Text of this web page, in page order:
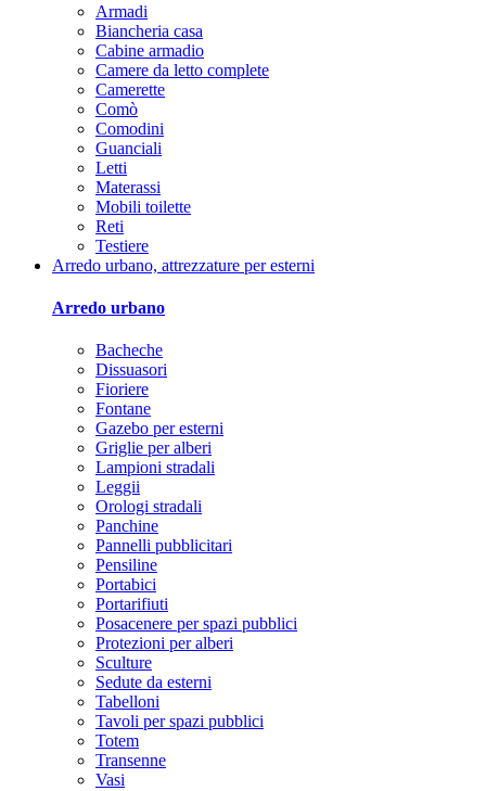
Armadi
Biancheria casa
Cabine armadio
Camere da letto complete
Camerette
Comò
Comodini
Guanciali
Letti
Materassi
Mobili toilette
Reti
Testiere
Arredo urbano, attrezzature per esterni
Arredo urbano
Bacheche
Dissuasori
Fioriere
Fontane
Gazebo per esterni
Griglie per alberi
Lampioni stradali
Leggii
Orologi stradali
Panchine
Pannelli pubblicitari
Pensiline
Portabici
Portarifiuti
Posacenere per spazi pubblici
Protezioni per alberi
Sculture
Sedute da esterni
Tabelloni
Tavoli per spazi pubblici
Totem
Transenne
Vasi